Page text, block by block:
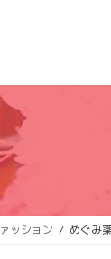
ッション めぐみ